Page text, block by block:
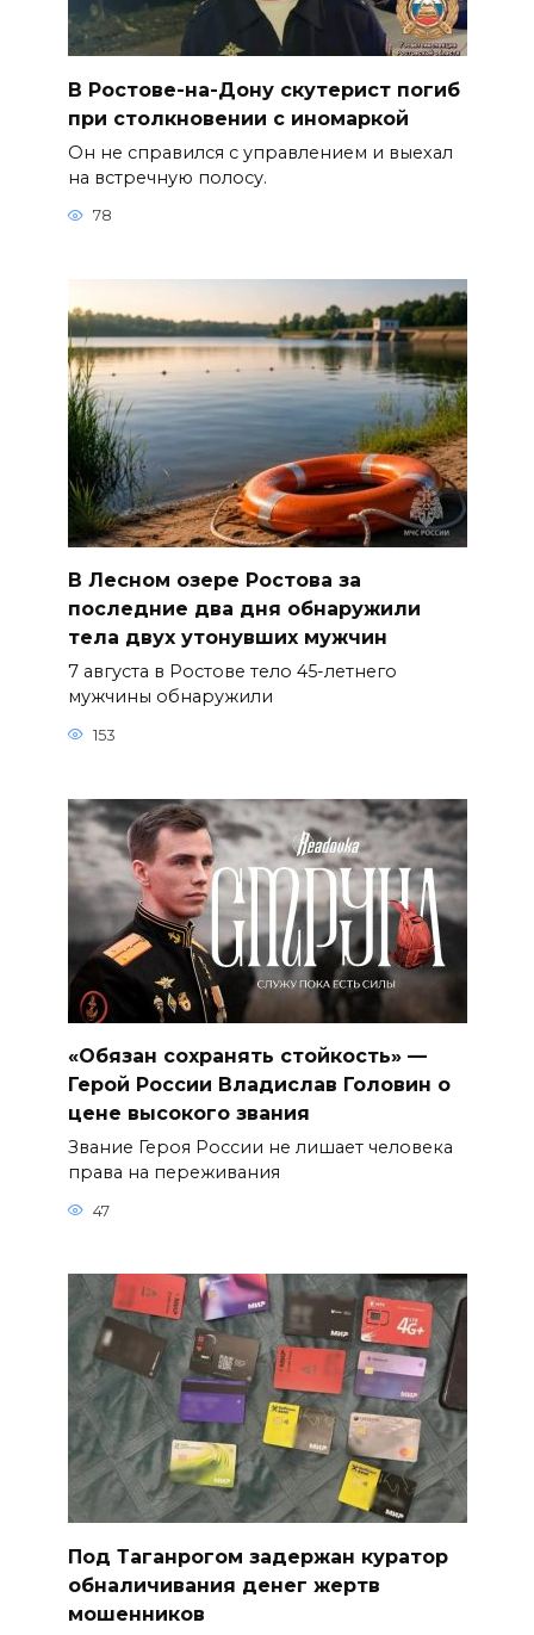
В Ростове-на-Дону скутерист погиб
при столкновении с иномаркой
Он не справился с управлением и выехал
на встречную полосу.
78
В Лесном озере Ростова за
последние два дня обнаружили
тела двух утонувших мужчин
7 августа в Ростове тело 45-летнего
мужчины обнаружили
153
«Обязан сохранять стойкость» —
Герой России Владислав Головин о
цене высокого звания
Звание Героя России не лишает человека
права на переживания
47
Под Таганрогом задержан куратор
обналичивания денег жертв
мошенников